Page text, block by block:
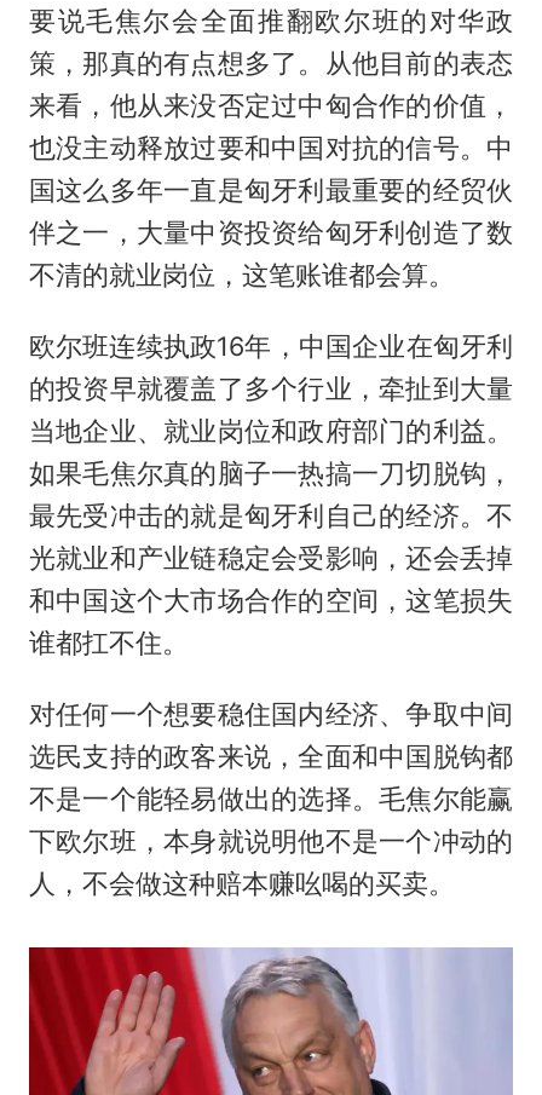
要说毛焦尔会全面推翻欧尔班的对华政
策，那真的有点想多了。从他目前的表态
来看，他从来没否定过中匈合作的价值，
也没主动释放过要和中国对抗的信号。中
国这么多年一直是匈牙利最重要的经贸伙
伴之一，大量中资投资给匈牙利创造了数
不清的就业岗位，这笔账谁都会算。
欧尔班连续执政16年，中国企业在匈牙利
的投资早就覆盖了多个行业，牵扯到大量
当地企业、就业岗位和政府部门的利益。
如果毛焦尔真的脑子一热搞一刀切脱钩，
最先受冲击的就是匈牙利自己的经济。不
光就业和产业链稳定会受影响，还会丢掉
和中国这个大市场合作的空间，这笔损失
谁都扛不住。
对任何一个想要稳住国内经济、争取中间
选民支持的政客来说，全面和中国脱钩都
不是一个能轻易做出的选择。毛焦尔能赢
下欧尔班，本身就说明他不是一个冲动的
人，不会做这种赔本赚吆喝的买卖。